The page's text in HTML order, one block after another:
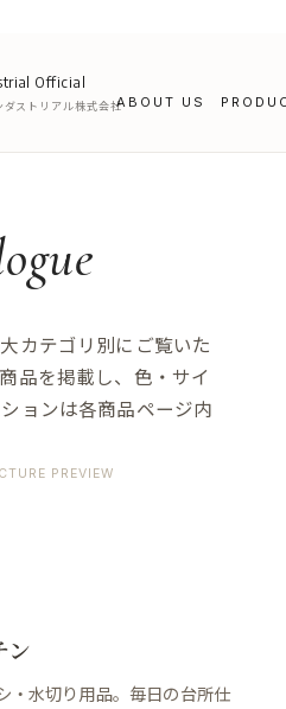
Official
ダストリアル株式会社ABOUT US
カテゴリ別にご覧いた
品を掲載し、色・サイ
ョンは各商品ページ内
PREVIEW
ン
・水切り用品。毎日の台所仕